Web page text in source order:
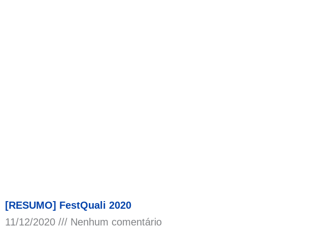
[RESUMO] FestQuali 2020
11/12/2020
Nenhum comentário